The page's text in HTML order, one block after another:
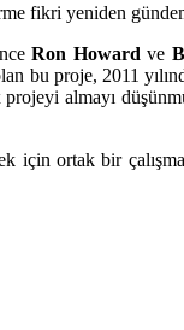
fikri yeniden
Ron Howardve
bu proje, 2011
projeyi almayı
için ortak bir